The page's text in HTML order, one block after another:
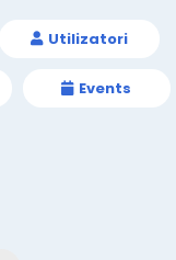
Utilizatori
Events